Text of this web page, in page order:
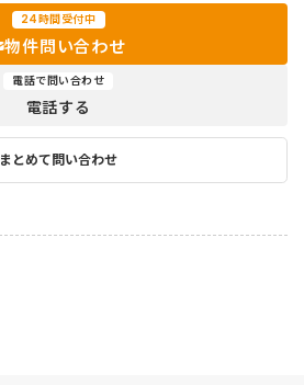
24時間受付中
物件問い合わせ
電話で問い合わせ
電話する
まとめて問い合わせ